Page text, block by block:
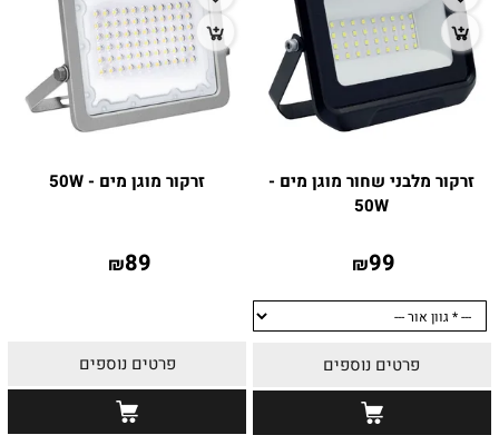
זרקור מלבני שחור מוגן מים -
50W
₪99
פרטים נוספים
זרקור מוגן מים - 50W
₪89
פרטים נוספים